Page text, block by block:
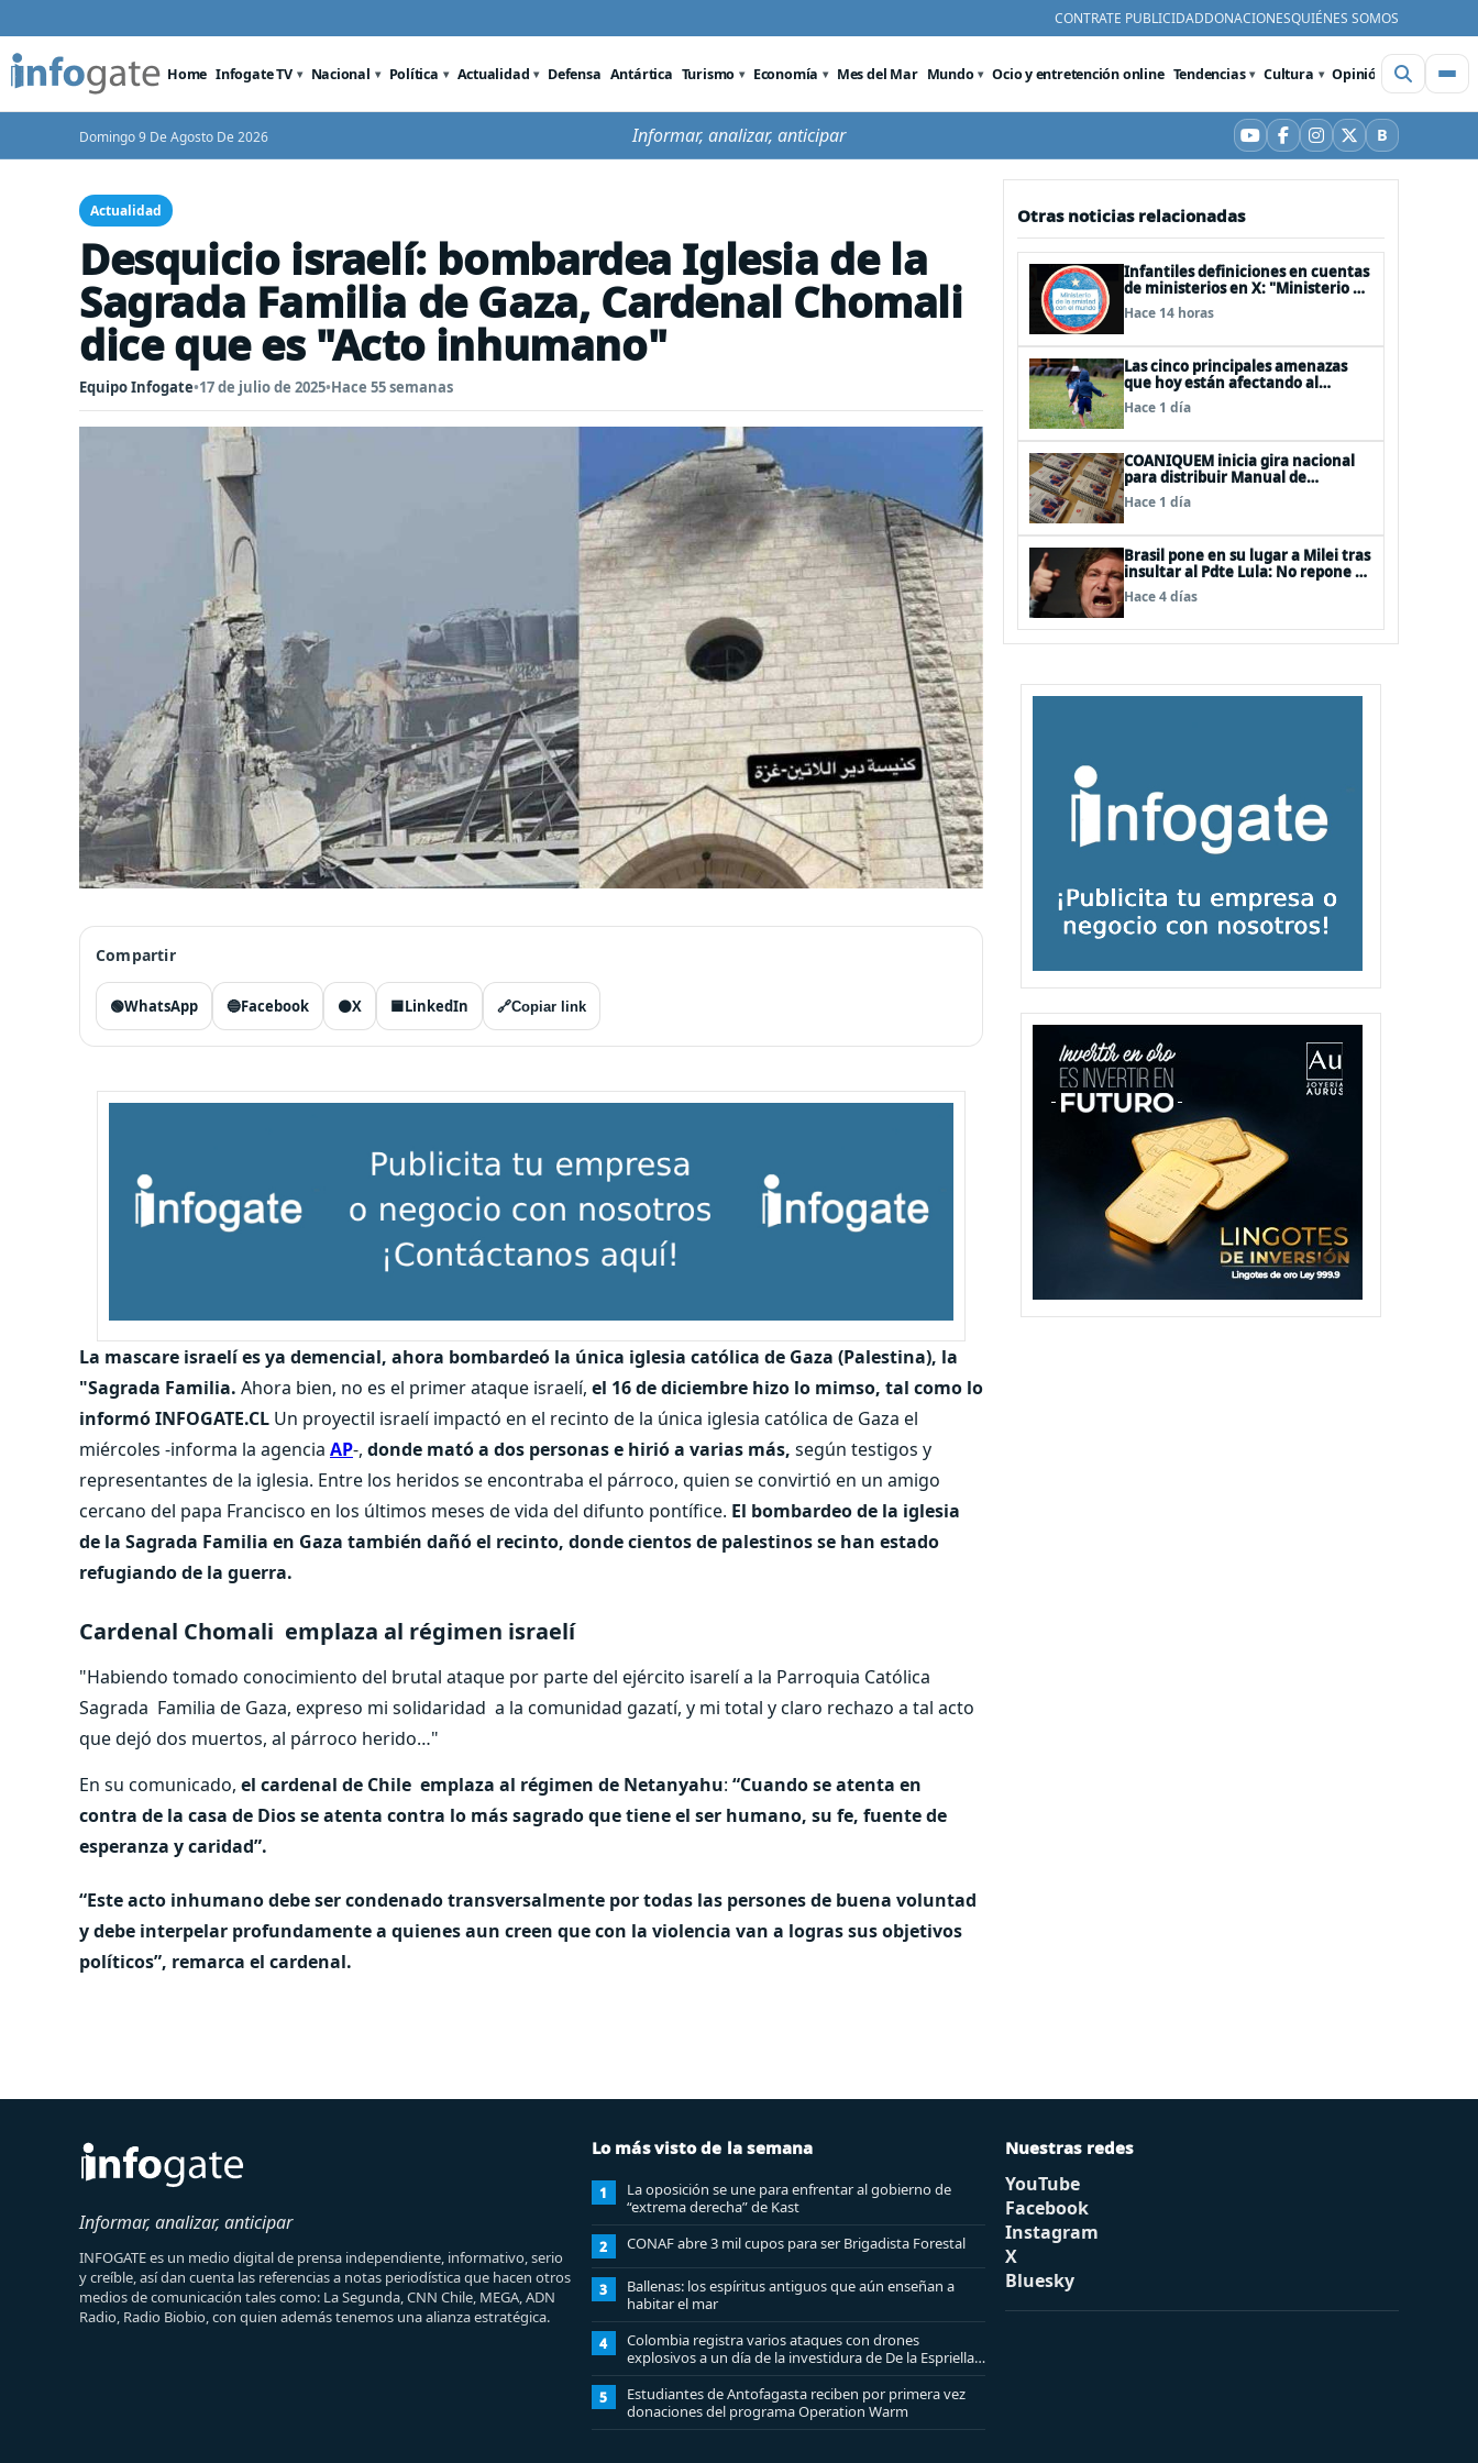
CONTRATE PUBLICIDADDONACIONESQUIÉNES SOMOS
Home Infogate TV Nacional Política Actualidad Defensa Antártica Turismo Economía Mes del Mar Mundo Ocio y entretención online Tendencias Cultura Opinión Videos
Domingo 9 De Agosto De 2026 Informar, analizar, anticipar YouTube
Facebook
Instagram
X BBluesky
Actualidad
Desquicio israelí: bombardea Iglesia de la
Sagrada Familia de Gaza, Cardenal Chomali
dice que es "Acto inhumano"
Equipo Infogate•17 de julio de 2025•Hace 55 semanas
Compartir
🟢WhatsApp 🔵Facebook ⚫X 🟦LinkedIn 🔗Copiar link
La mascare israelí es ya demencial, ahora bombardeó la única iglesia católica de Gaza (Palestina), la
"Sagrada Familia. Ahora bien, no es el primer ataque israelí, el 16 de diciembre hizo lo mimso, tal como lo
informó INFOGATE.CL Un proyectil israelí impactó en el recinto de la única iglesia católica de Gaza el
miércoles -informa la agencia AP-, donde mató a dos personas e hirió a varias más, según testigos y
representantes de la iglesia. Entre los heridos se encontraba el párroco, quien se convirtió en un amigo
cercano del papa Francisco en los últimos meses de vida del difunto pontífice. El bombardeo de la iglesia
de la Sagrada Familia en Gaza también dañó el recinto, donde cientos de palestinos se han estado
refugiando de la guerra.
Cardenal Chomali emplaza al régimen israelí
"Habiendo tomado conocimiento del brutal ataque por parte del ejército isarelí a la Parroquia Católica
Sagrada Familia de Gaza, expreso mi solidaridad a la comunidad gazatí, y mi total y claro rechazo a tal acto
que dejó dos muertos, al párroco herido…"
En su comunicado, el cardenal de Chile emplaza al régimen de Netanyahu: “Cuando se atenta en
contra de la casa de Dios se atenta contra lo más sagrado que tiene el ser humano, su fe, fuente de
esperanza y caridad”.
“Esteacto inhumano debe ser condenado transversalmente por todas las persones de buena voluntad
y debe interpelar profundamente a quienes aun creen que con la violencia van a logras sus objetivos
políticos”, remarca el cardenal.
Otras noticias relacionadas
Infantiles definiciones en cuentas
de ministerios en X: "Ministerio de
Cuidar la Plata", "Ministerio de la
amistad..."
Hace 14 horas
Las cinco principales amenazas
que hoy están afectando al
desarrollo de los niños en Chile
Hace 1 día
COANIQUEM inicia gira nacional
para distribuir Manual de
Quemaduras a profesionales de la
salud
Hace 1 día
Brasil pone en su lugar a Milei tras
insultar al Pdte Lula: No repone al
embajador en BBSS y rebaja la
relación bilateral
Hace 4 días
Informar, analizar, anticipar
INFOGATE es un medio digital de prensa independiente, informativo, serio
y creíble, así dan cuenta las referencias a notas periodística que hacen otros
medios de comunicación tales como: La Segunda, CNN Chile, MEGA, ADN
Radio, Radio Biobio, con quien además tenemos una alianza estratégica.
Lo más visto de la semana
1
La oposición se une para enfrentar al gobierno de
“extrema derecha” de Kast
2 CONAF abre 3 mil cupos para ser Brigadista Forestal
3
Ballenas: los espíritus antiguos que aún enseñan a
habitar el mar
4
Colombia registra varios ataques con drones
explosivos a un día de la investidura de De la Espriella:
un policía muerto
5
Estudiantes de Antofagasta reciben por primera vez
donaciones del programa Operation Warm
Nuestras redes
YouTube
Facebook
Instagram
X
Bluesky